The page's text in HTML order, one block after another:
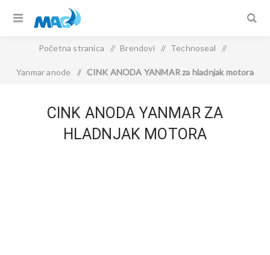
Početna stranica / Brendovi / Technoseal /
Yanmar anode / CINK ANODA YANMAR za hladnjak motora
CINK ANODA YANMAR ZA
HLADNJAK MOTORA